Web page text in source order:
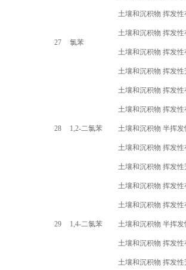
27 氯苯
土壤和沉积物 挥发
土壤和沉积物 挥发
土壤和沉积物 挥发
土壤和沉积物 挥发
28 1,2-二氯苯
土壤和沉积物 挥发
土壤和沉积物 挥发
土壤和沉积物 半挥
土壤和沉积物 挥发
土壤和沉积物 挥发
29 1,4-二氯苯
土壤和沉积物 挥发
土壤和沉积物 挥发
土壤和沉积物 半挥
土壤和沉积物 挥发
土壤和沉积物 挥发